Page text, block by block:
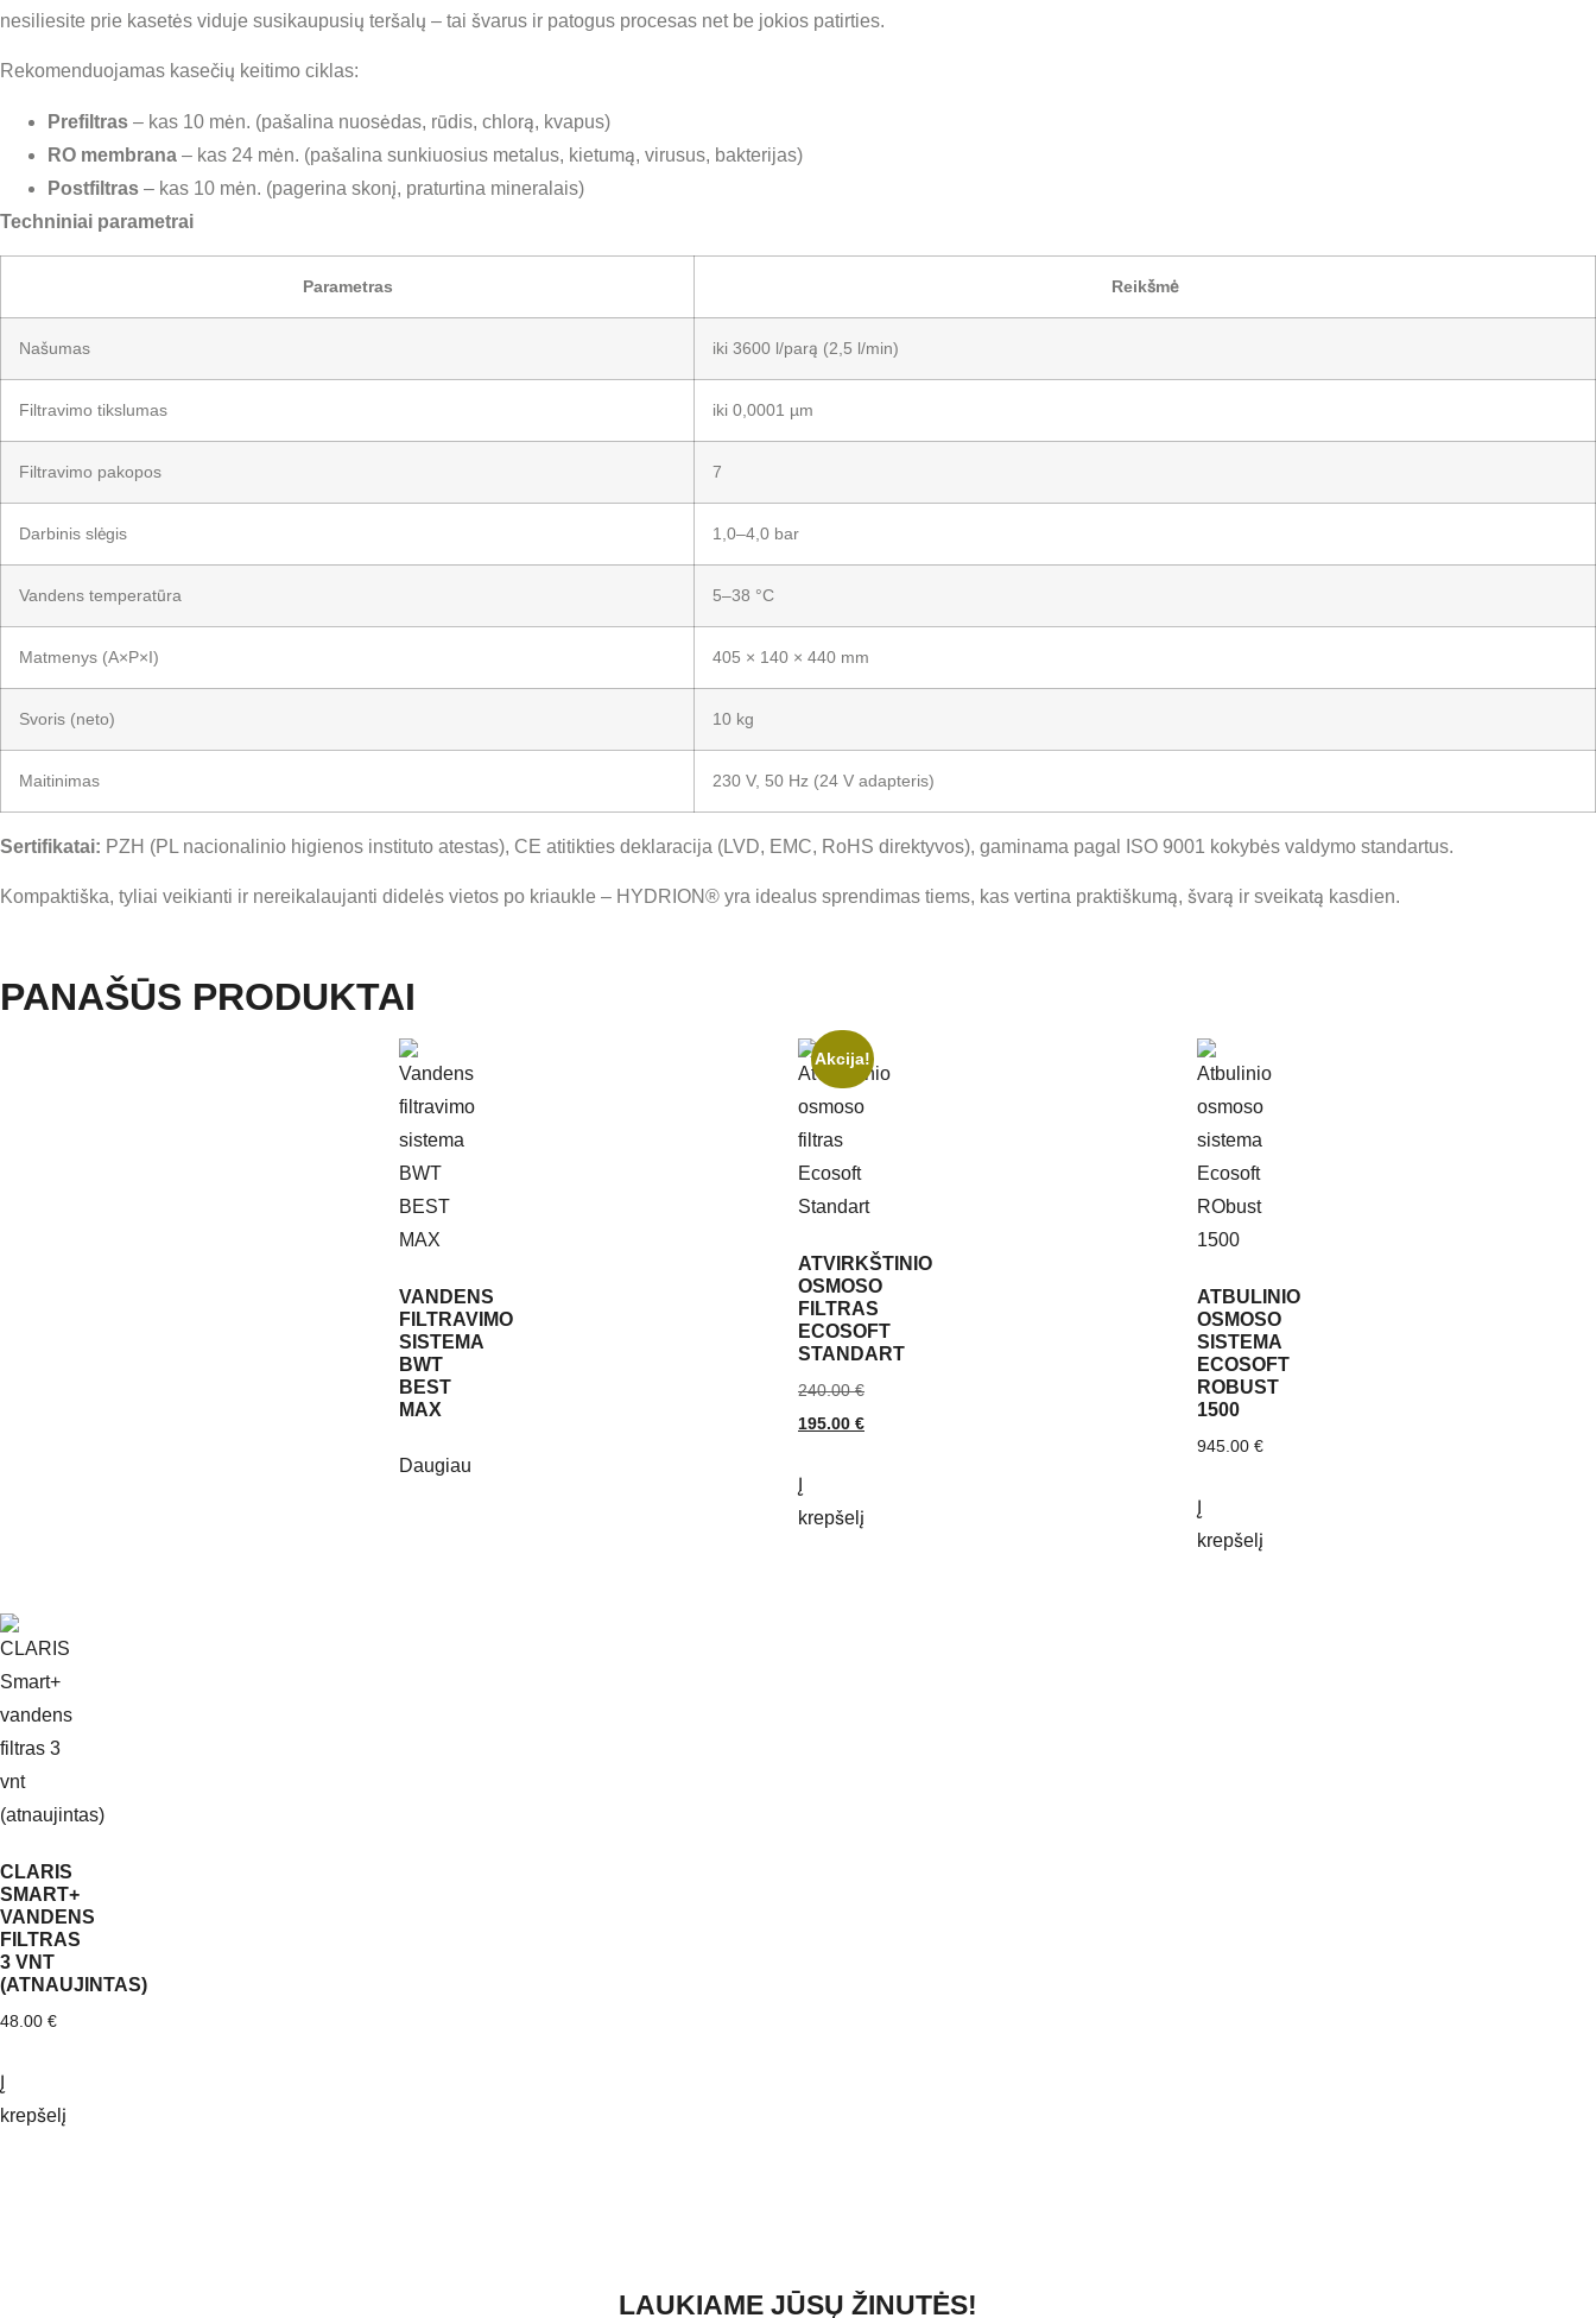
nesiliesite prie kasetės viduje susikaupusių teršalų – tai švarus ir patogus procesas net be jokios patirties.
Rekomenduojamas kasečių keitimo ciklas:
Prefiltras – kas 10 mėn. (pašalina nuosėdas, rūdis, chlorą, kvapus)
RO membrana – kas 24 mėn. (pašalina sunkiuosius metalus, kietumą, virusus, bakterijas)
Postfiltras – kas 10 mėn. (pagerina skonį, praturtina mineralais)
Techniniai parametrai
Parametras Reikšmė
Našumas iki 3600 l/parą (2,5 l/min)
Filtravimo tikslumas iki 0,0001 µm
Filtravimo pakopos 7
Darbinis slėgis 1,0–4,0 bar
Vandens temperatūra 5–38 °C
Matmenys (A×P×I) 405 × 140 × 440 mm
Svoris (neto) 10 kg
Maitinimas 230 V, 50 Hz (24 V adapteris)
Sertifikatai: PZH (PL nacionalinio higienos instituto atestas), CE atitikties deklaracija (LVD, EMC, RoHS direktyvos), gaminama pagal ISO 9001 kokybės valdymo standartus.
Kompaktiška, tyliai veikianti ir nereikalaujanti didelės vietos po kriaukle – HYDRION® yra idealus sprendimas tiems, kas vertina praktiškumą, švarą ir sveikatą kasdien.
PANAŠŪS PRODUKTAI
VANDENS
FILTRAVIMO
SISTEMA
BWT
BEST
MAX
Daugiau
Akcija!
ATVIRKŠTINIO
OSMOSO
FILTRAS
ECOSOFT
STANDART
240.00€
195.00 €
Į
krepšelį
ATBULINIO
OSMOSO
SISTEMA
ECOSOFT
ROBUST
1500
945.00 €
Į
krepšelį
CLARIS
SMART+
VANDENS
FILTRAS
3 VNT
(ATNAUJINTAS)
48.00 €
Į
krepšelį
LAUKIAME JŪSŲ ŽINUTĖS!